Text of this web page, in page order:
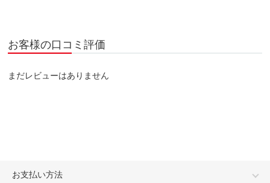
お客様の口コミ評価
まだレビューはありません
お支払い方法